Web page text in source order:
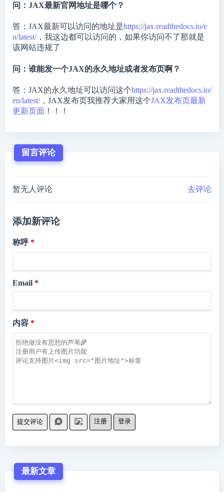
问：JAX最新官网地址是哪个？
答：JAX最新可以访问的地址是https://jax.readthedocs.io/e
n/latest/，我这边都可以访问的，如果你访问不了那就是
该网站违规了
问：谁能发一个JAX的永久地址或者发布页啊？
答：JAX的永久地址可以访问这个https://jax.readthedocs.io/
en/latest/，JAX发布页我推荐大家用这个JAX发布页最新
更新页面 ！！！
留言评论
暂无人评论 去评论
添加新评论
称呼
Email
内容
提交评论 注册 登录
最新文章